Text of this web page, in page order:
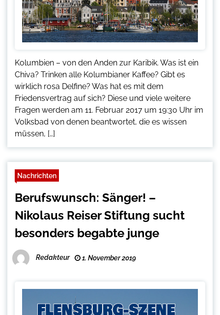
Kolumbien – von den Anden zur Karibik. Was ist ein
Chiva? Trinken alle Kolumbianer Kaffee? Gibt es
wirklich rosa Delfine? Was hat es mit dem
Friedensvertrag auf sich? Diese und viele weitere
Fragen werden am 11. Februar 2017 um 19:30 Uhr im
Volksbad von denen beantwortet, die es wissen
müssen, […]
Nachrichten
Berufswunsch: Sänger! –
Nikolaus Reiser Stiftung sucht
besonders begabte junge
Redakteur 1. November 2019